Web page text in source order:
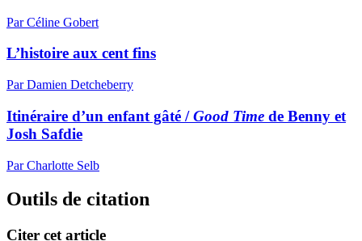
Par Céline Gobert
L’histoire aux cent fins
Par Damien Detcheberry
Itinéraire d’un enfant gâté /Good Time de Benny et
Josh Safdie
Par Charlotte Selb
Outils de citation
Citer cet article